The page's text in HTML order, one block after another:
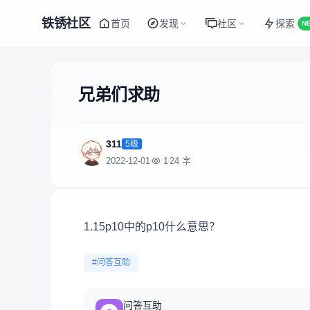
铁锈社区 首页 发现 社区 探索
兄弟们求助
311 5级
2022-12-01 124 字
1.15p10中的p10什么意思？
#问答互助
问答互助